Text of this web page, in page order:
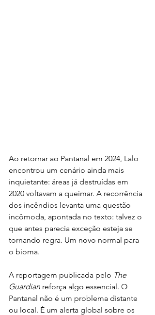
Ao retornar ao Pantanal em 2024, Lalo
encontrou um cenário ainda mais
inquietante: áreas já destruídas em
2020 voltavam a queimar. A recorrência
dos incêndios levanta uma questão
incômoda, apontada no texto: talvez o
que antes parecia exceção esteja se
tornando regra. Um novo normal para
o bioma.
A reportagem publicada pelo The
Guardian reforça algo essencial. O
Pantanal não é um problema distante
ou local. É um alerta global sobre os